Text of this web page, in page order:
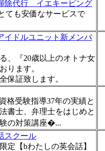
除代行 イエキーピング
ても安価なサービスで
イドルユニット新メンバ
、『20歳以上のオトナ女
ります。
保証致します。
格受験指導37年の実績と
書士、弁理士をはじめと
の対策講座�...
スクール
定【bわたしの英会話】